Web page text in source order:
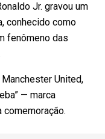
Jr. gravou um
conhecido como
fenômeno das
United,
— marca